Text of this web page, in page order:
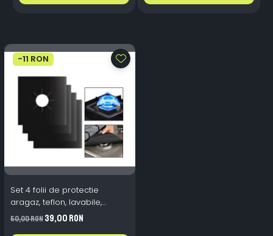
-11 RON
Set 4 folii de protectie
aragaz, teflon, lavabile,
reutilizabile, Negru/Gri
50,00 RON39,00 RON